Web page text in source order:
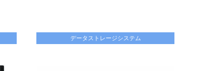
データストレージシステム